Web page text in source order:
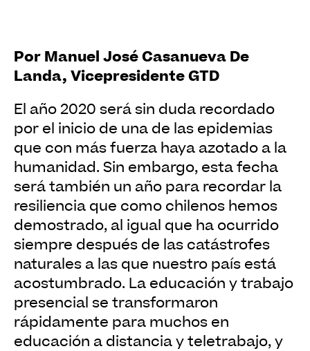
Por Manuel José Casanueva De
Landa, Vicepresidente GTD
El año 2020 será sin duda recordado
por el inicio de una de las epidemias
que con más fuerza haya azotado a la
humanidad. Sin embargo, esta fecha
será también un año para recordar la
resiliencia que como chilenos hemos
demostrado, al igual que ha ocurrido
siempre después de las catástrofes
naturales a las que nuestro país está
acostumbrado. La educación y trabajo
presencial se transformaron
rápidamente para muchos en
educación a distancia y teletrabajo, y